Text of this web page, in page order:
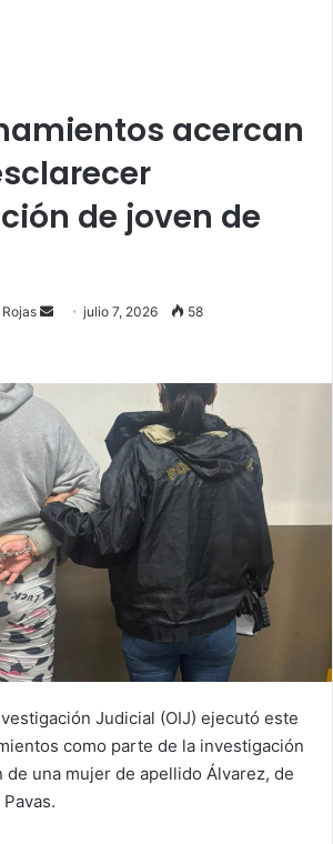
acercan
de joven de
Sendjulio 7, 2026 58
Judicial (OIJ) ejecutó este
como parte de la investigación
de una mujer de apellido Álvarez, de